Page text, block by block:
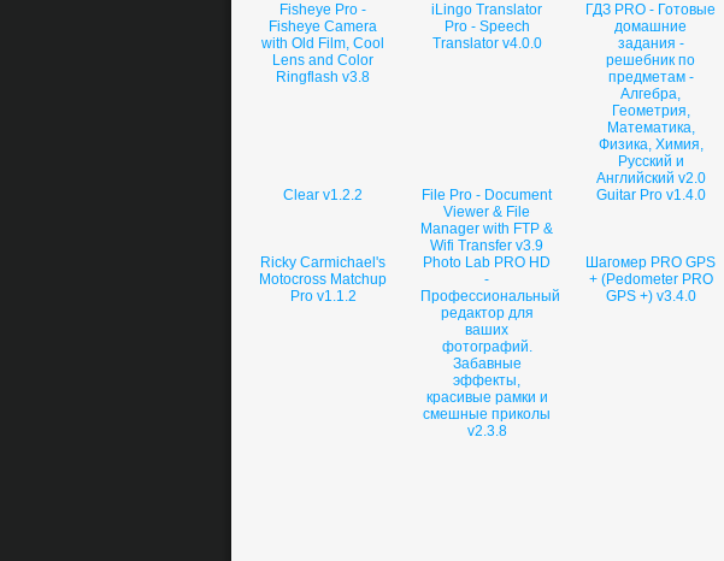
Fisheye Pro -
Fisheye Camera
with Old Film, Cool
Lens and Color
Ringflash v3.8
iLingo Translator
Pro - Speech
Translator v4.0.0
ГДЗ PRO - Готовые
домашние
задания -
решебник по
предметам -
Aлгебра,
Геометрия,
Математика,
Физика, Химия,
Русский и
Английский v2.0
Clear v1.2.2
File Pro - Document
Viewer & File
Manager with FTP &
Wifi Transfer v3.9
Guitar Pro v1.4.0
Ricky Carmichael's
Motocross Matchup
Pro v1.1.2
Photo Lab PRO HD
-
Профессиональный
редактор для
ваших
фотографий.
Забавные
эффекты,
красивые рамки и
смешные приколы
v2.3.8
Шагомер PRO GPS
+ (Pedometer PRO
GPS +) v3.4.0